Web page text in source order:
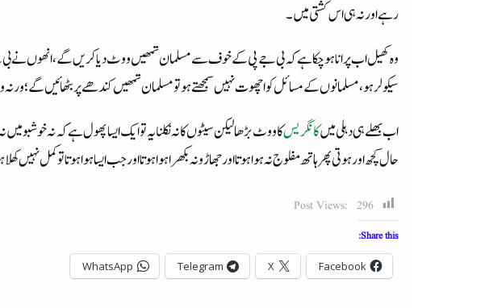
رہے اور نہ ہی اس کشتی میں۔
وہ کھیل اب پرانا ہوچکا ہے کہ بی جے پی کے خوف سے مسلمان تمھیں ووٹ دیا کریں گے، انھوں نے بی
سیکولر ہو، مسلمانوں کے مسائل کو اچھوت نہیں سمجھتے ہو تو مسلمان تمھیں کندھے پر بٹھائیں گے؛
اب بھلے ہی دہلی میںکانگریسکا ووٹ بڑھا لیکن سیٹوں کا نہ نکلنا یہ تو ایک ایسا پھول ہے کہ نہ خوشبو
حال کچھ اور ہوتی پھر ہاتھ مفلوج نہ ہوا ہوتا اور جھاڑو نہ بکھرا ہوا ہوتا اور جب ایسا ہوا ہوتا تو کمل
Post Views: 296
Share this:
Facebook
X
Telegram
WhatsApp